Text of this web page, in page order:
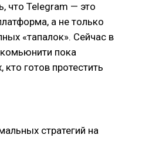
что Telegram — это
а не только
«тапалок». Сейчас в
пока
готов протестить
стратегий на